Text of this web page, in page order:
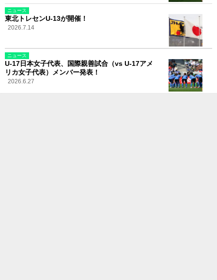
ニュース
東北トレセンU-13が開催！
2026.7.14
ニュース
U-17日本女子代表、国際親善試合（vs U-17アメ
リカ女子代表）メンバー発表！
2026.6.27